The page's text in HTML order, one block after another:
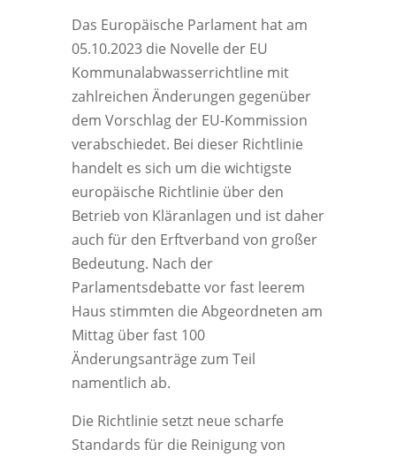
Das Europäische Parlament hat am
05.10.2023 die Novelle der EU
Kommunalabwasserrichtline mit
zahlreichen Änderungen gegenüber
dem Vorschlag der EU-Kommission
verabschiedet. Bei dieser Richtlinie
handelt es sich um die wichtigste
europäische Richtlinie über den
Betrieb von Kläranlagen und ist daher
auch für den Erftverband von großer
Bedeutung. Nach der
Parlamentsdebatte vor fast leerem
Haus stimmten die Abgeordneten am
Mittag über fast 100
Änderungsanträge zum Teil
namentlich ab.
Die Richtlinie setzt neue scharfe
Standards für die Reinigung von